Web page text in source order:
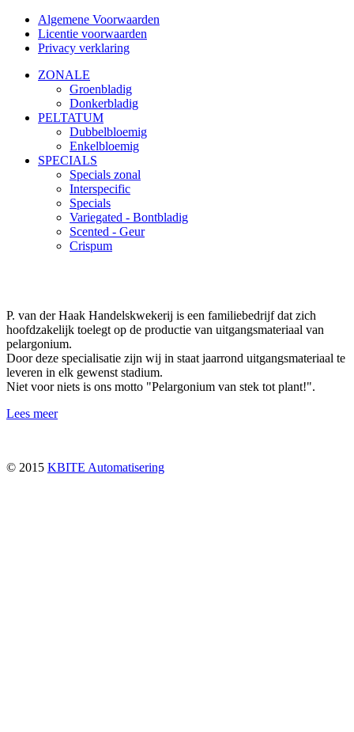
Algemene Voorwaarden
Licentie voorwaarden
Privacy verklaring
ZONALE
Groenbladig
Donkerbladig
PELTATUM
Dubbelbloemig
Enkelbloemig
SPECIALS
Specials zonal
Interspecific
Specials
Variegated - Bontbladig
Scented - Geur
Crispum
P. van der Haak Handelskwekerij is een familiebedrijf dat zich
hoofdzakelijk toelegt op de productie van uitgangsmateriaal van
pelargonium.
Door deze specialisatie zijn wij in staat jaarrond uitgangsmateriaal te
leveren in elk gewenst stadium.
Niet voor niets is ons motto "Pelargonium van stek tot plant!".
Lees meer
© 2015 KBITE Automatisering